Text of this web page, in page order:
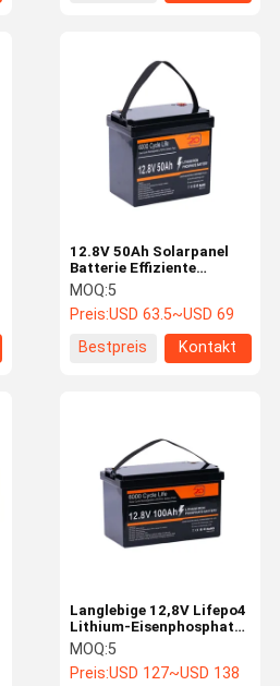
12.8V 50Ah Solarpanel
Batterie Effiziente
Energiespeicherbatterie
MOQ:5
Preis:USD 63.5~USD 69
Bestpreis
Kontakt
Langlebige 12,8V Lifepo4
Lithium-Eisenphosphat-
Batterie 100Ah
Solarspeicherbatterie
MOQ:5
Preis:USD 127~USD 138